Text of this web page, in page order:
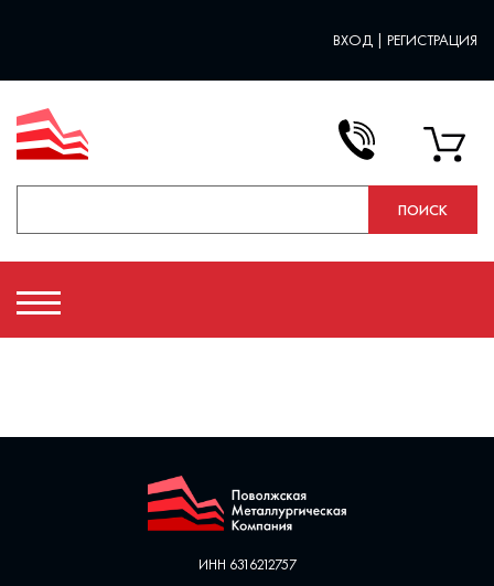
ВХОД | РЕГИСТРАЦИЯ
ИНН 6316212757